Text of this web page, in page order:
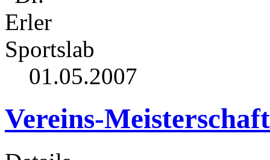
01.05.2007
Vereins-